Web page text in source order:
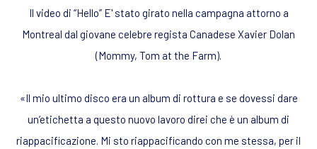
Il video di “Hello” E' stato girato nella campagna attorno a
Montreal dal giovane celebre regista Canadese Xavier Dolan
(Mommy, Tom at the Farm).
«Il mio ultimo disco era un album di rottura e se dovessi dare
un’etichetta a questo nuovo lavoro direi che è un album di
riappacificazione. Mi sto riappacificando con me stessa, per il